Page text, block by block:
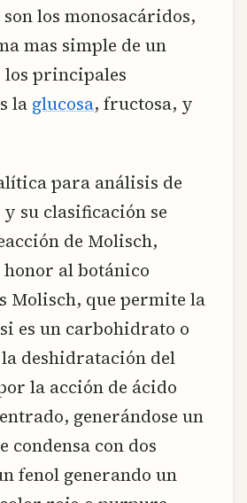
los monosacáridos,
mas simple de un
los principales
la glucosa, fructosa, y
para análisis de
su clasificación se
de Molisch,
al botánico
Molisch, que permite la
es un carbohidrato o
la deshidratación del
la acción de ácido
generándose un
condensa con dos
fenol generando un